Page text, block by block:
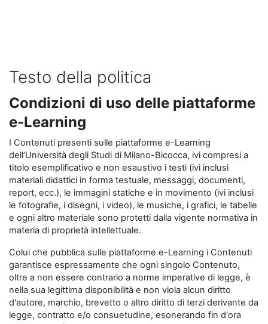
Testo della politica
Condizioni di uso delle piattaforme
e-Learning
I Contenuti presenti sulle piattaforme e-Learning
dell’Università degli Studi di Milano-Bicocca, ivi compresi a
titolo esemplificativo e non esaustivo i testi (ivi inclusi
materiali didattici in forma testuale, messaggi, documenti,
report, ecc.), le immagini statiche e in movimento (ivi inclusi
le fotografie, i disegni, i video), le musiche, i grafici, le tabelle
e ogni altro materiale sono protetti dalla vigente normativa in
materia di proprietà intellettuale.
Colui che pubblica sulle piattaforme e-Learning i Contenuti
garantisce espressamente che ogni singolo Contenuto,
oltre a non essere contrario a norme imperative di legge, è
nella sua legittima disponibilità e non viola alcun diritto
d'autore, marchio, brevetto o altro diritto di terzi derivante da
legge, contratto e/o consuetudine, esonerando fin d'ora